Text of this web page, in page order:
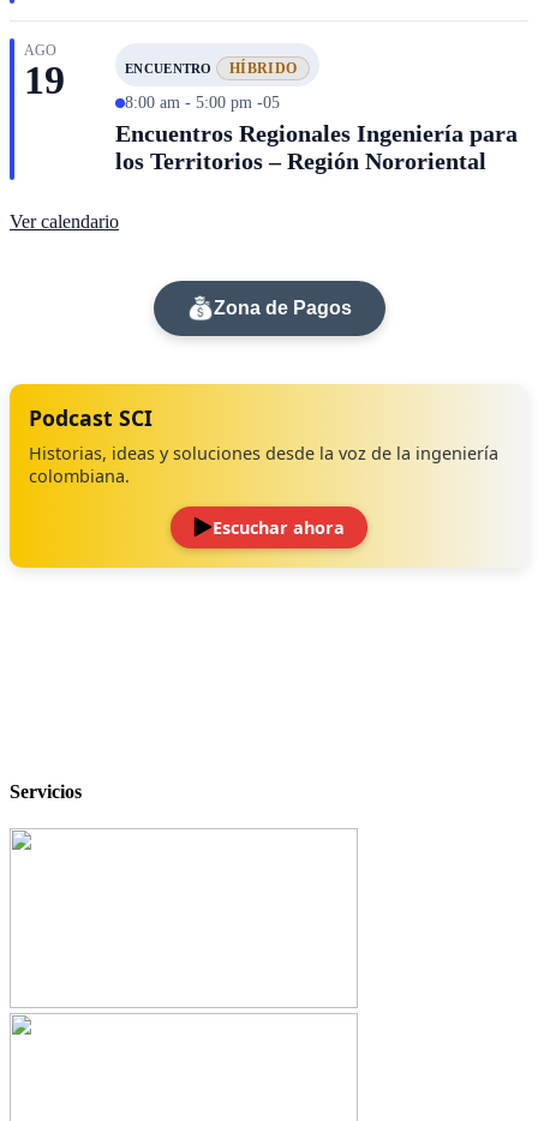
AGO
19 ENCUENTRO HÍBRIDO
8:00 am - 5:00 pm -05
Encuentros Regionales Ingeniería para
los Territorios – Región Nororiental
Ver calendario
Zona de Pagos
Podcast SCI
Historias, ideas y soluciones desde la voz de la ingeniería
colombiana.
Escuchar ahora
Servicios